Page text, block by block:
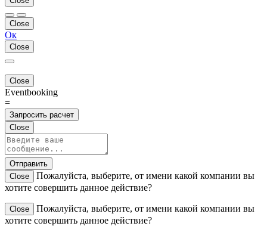
Close
Ок
Close
Close
Eventbooking
=
Запросить расчет
Close
Отправить
Close
Пожалуйста, выберите, от имени какой компании вы
хотите совершить данное действие?
Close
Пожалуйста, выберите, от имени какой компании вы
хотите совершить данное действие?